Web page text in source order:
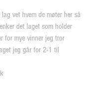
vet hvem de møter her så
det laget som holder
for mye vinner jeg tror
jeg går for 2-1 til